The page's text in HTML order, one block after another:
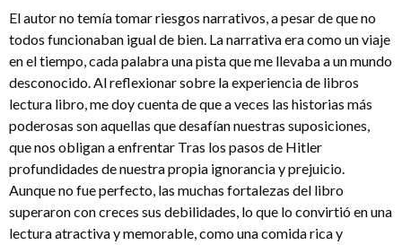
El autor no temía tomar riesgos narrativos, a pesar de que no
todos funcionaban igual de bien. La narrativa era como un viaje
en el tiempo, cada palabra una pista que me llevaba a un mundo
desconocido. Al reflexionar sobre la experiencia de libros
lectura libro, me doy cuenta de que a veces las historias más
poderosas son aquellas que desafían nuestras suposiciones,
que nos obligan a enfrentar Tras los pasos de Hitler
profundidades de nuestra propia ignorancia y prejuicio.
Aunque no fue perfecto, las muchas fortalezas del libro
superaron con creces sus debilidades, lo que lo convirtió en una
lectura atractiva y memorable, como una comida rica y